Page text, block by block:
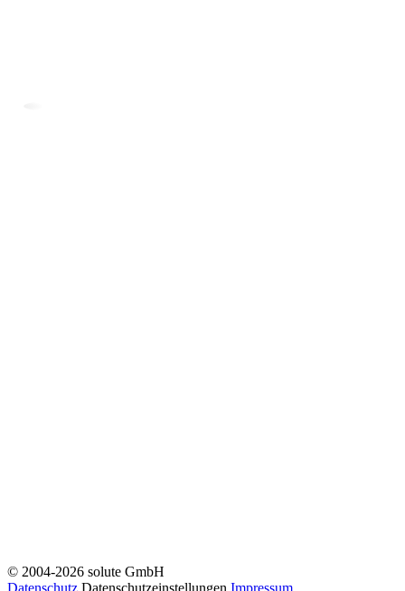
© 2004-2026 solute GmbH
Datenschutz Datenschutzeinstellungen Impressum